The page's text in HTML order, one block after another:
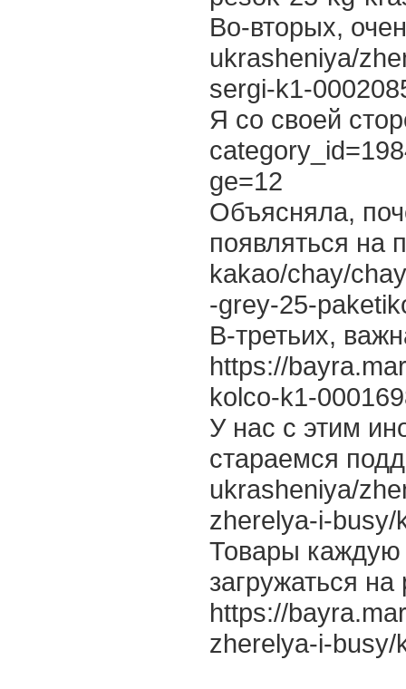
Во-вторых,
ukrasheniya/
sergi-k1-
Я со своей
ge=12
Объясняла,
появляться на
kakao/chay/
-grey-25-
В-третьих,
https://
kolco-k1-
У нас с этим
стараемся
ukrasheniya/
zherelya-i-busy/
Товары каждую
загружаться
https://
zherelya-i-busy/